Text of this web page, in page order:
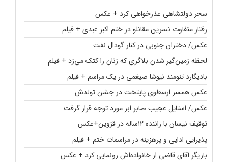
سحر دولتشاهی عذرخواهی کرد + عکس
رفتار متفاوت نسرین مقانلو در ختم اکبر عبدی + فیلم
عکس/ دختران جنوبی در کنار گودال نفت
لحظه زمین‌گیر شدن بلاگری که زنان را کتک می‌زد + فیلم
بادیگارد تنومند نیوشا ضیغمی در یک مراسم + فیلم
عکس همسر ارسطوی پایتخت در جشن تولدش
عکس/ استایل عجیب صابر ابر مورد توجه قرار گرفت
توقیف نیسان با راننده ۱۲ساله در قزوین+عکس
پذیرایی ادایی و پرهزینه در مراسمات ختم + فیلم
بازیگر آقای قاضی از خانواده‌اش رونمایی کرد + عکس